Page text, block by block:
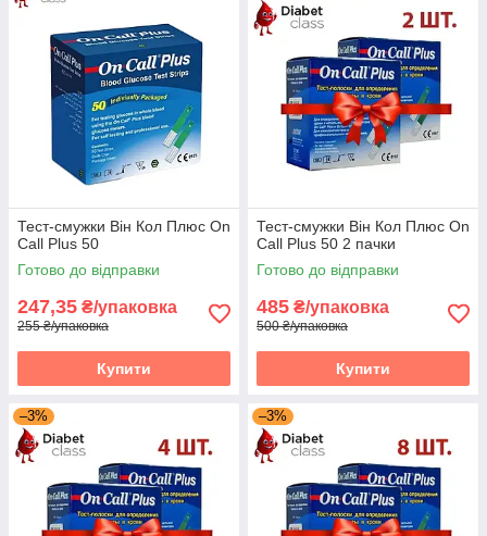
Тест-смужки Він Кол Плюс On
Call Plus 50
Готово до відправки
247,35 ₴/упаковка
255 ₴/упаковка
Купити
Тест-смужки Він Кол Плюс On
Call Plus 50 2 пачки
Готово до відправки
485 ₴/упаковка
500 ₴/упаковка
Купити
–3% –3%